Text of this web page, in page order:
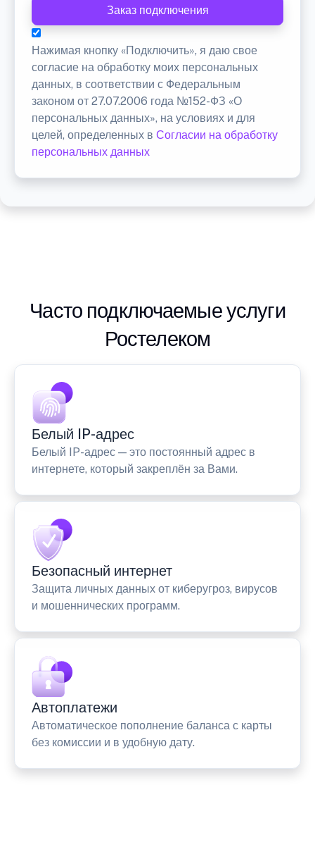
Заказ подключения
Нажимая кнопку «Подключить», я даю свое
согласие на обработку моих персональных
данных, в соответствии с Федеральным
законом от 27.07.2006 года №152-ФЗ «О
персональных данных», на условиях и для
целей, определенных в Согласии на обработку
персональных данных
Часто подключаемые услуги
Ростелеком
Белый IP-адрес
Белый IP-адрес — это постоянный адрес в
интернете, который закреплён за Вами.
Безопасный интернет
Защита личных данных от киберугроз, вирусов
и мошеннических программ.
Автоплатежи
Автоматическое пополнение баланса с карты
без комиссии и в удобную дату.